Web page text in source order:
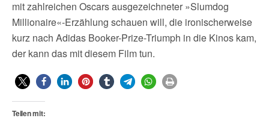
mit zahlreichen Oscars ausgezeichneter »Slumdog
Millionaire«-Erzählung schauen will, die ironischerweise
kurz nach Adidas Booker-Prize-Triumph in die Kinos kam,
der kann das mit diesem Film tun.
Teilen mit: